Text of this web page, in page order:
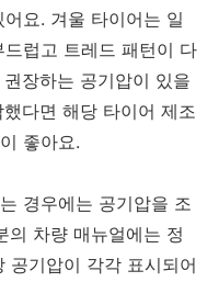
요. 겨울 타이어는 일
럽고 트레드 패턴이 다
장하는 공기압이 있을
다면 해당 타이어 제조
좋아요.
경우에는 공기압을 조
의 차량 매뉴얼에는 정
공기압이 각각 표시되어